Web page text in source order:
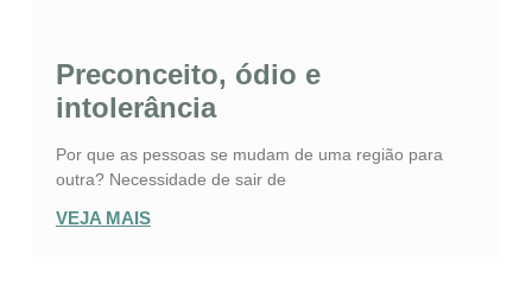
Preconceito, ódio e
intolerância
Por que as pessoas se mudam de uma região para
outra? Necessidade de sair de
VEJA MAIS